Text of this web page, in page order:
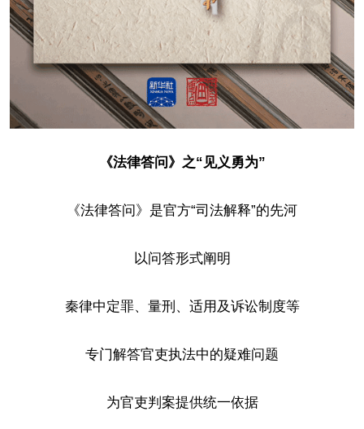
《法律答问》之“见义勇为”
《法律答问》是官方“司法解释”的先河
以问答形式阐明
秦律中定罪、量刑、适用及诉讼制度等
专门解答官吏执法中的疑难问题
为官吏判案提供统一依据